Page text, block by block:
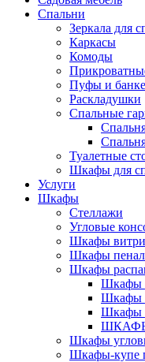
Спальни
Зеркала для
Каркасы
Комоды
Пуфы и
Раскладушки
Спальные
Туалетные
Шкафы для
Услуги
Шкафы
Стеллажи
Угловые
Шкафы
Шкафы
Шкафы
Шкафы
Шкафы
Шкафы
Шкафы
Шкафы-купе